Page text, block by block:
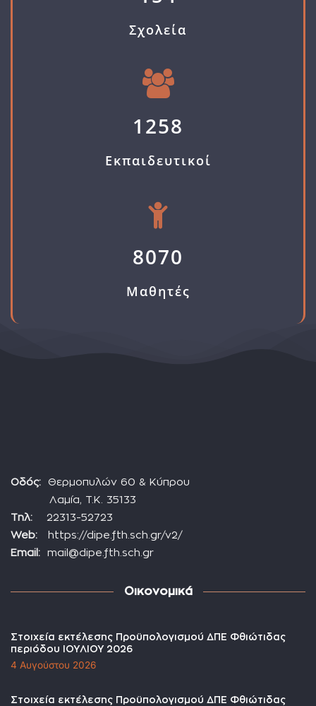
Σχολεία
1258
Εκπαιδευτικοί
8070
Μαθητές
Οδός: Θερμοπυλών 60 & Κύπρου
Λαμία, Τ.Κ. 35133
Τηλ: 22313-52723
Web: https://dipe.fth.sch.gr/v2/
Email: mail@dipe.fth.sch.gr
Οικονομικά
Στοιχεία εκτέλεσης Προϋπολογισμού ΔΠΕ Φθιώτιδας
περιόδου ΙΟΥΛΙΟΥ 2026
4 Αυγούστου 2026
Στοιχεία εκτέλεσης Προϋπολογισμού ΔΠΕ Φθιώτιδας